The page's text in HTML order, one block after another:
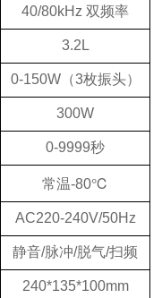
40/80kHz 双频率
3.2L
0-150W（3枚振头）
300W
0-9999秒
常温-80℃
AC220-240V/50Hz
静音/脉冲/脱气/扫频
240*135*100mm